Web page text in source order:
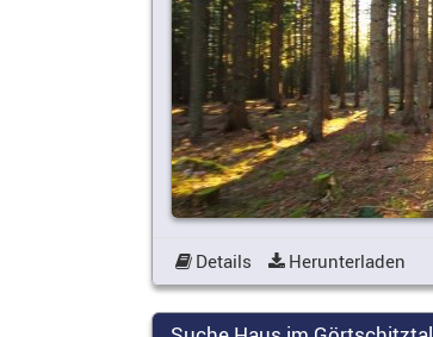
Details Herunterladen